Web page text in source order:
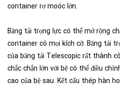
container rơ moóc lớn.
Băng tải trọng lực có thể mở rộng
container có mọi kích cỡ. Băng tải
của băng tải Telescopic rất thành
chắc chắn lớn với bệ có thể điều
cao của bệ sau. Kết cấu thép hàn